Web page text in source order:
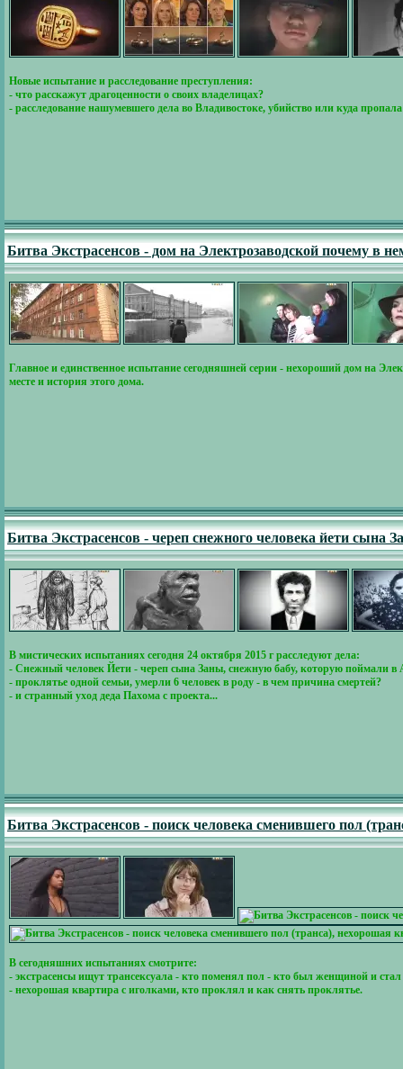
Новые испытание и расследование преступления:
- что расскажут драгоценности о своих владелицах?
- расследование нашумевшего дела во Владивостоке, убийство или куда
Битва Экстрасенсов - дом на Электрозаводской почему в
Главное и единственное испытание сегодняшней серии - нехороший дом на
месте и история этого дома.
Битва Экстрасенсов - череп снежного человека йети сына
В мистических испытаниях сегодня 24 октября 2015 г расследуют дела:
- Снежный человек Йети - череп сына Заны, снежную бабу, которую поймали в
- проклятье одной семьи, умерли 6 человек в роду - в чем причина смертей?
- и странный уход деда Пахома с проекта...
Битва Экстрасенсов - поиск человека сменившего пол
В сегодняшних испытаниях смотрите:
- экстрасенсы ищут трансексуала - кто поменял пол - кто был женщиной и
- нехорошая квартира с иголками, кто проклял и как снять проклятье.